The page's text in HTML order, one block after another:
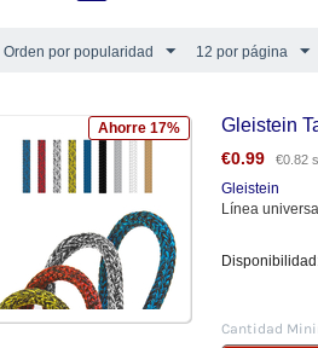
Orden por popularidad 12 por página
Ahorre 17% Gleistein
€0.99 €0.82
Gleistein
Línea
Cantidad